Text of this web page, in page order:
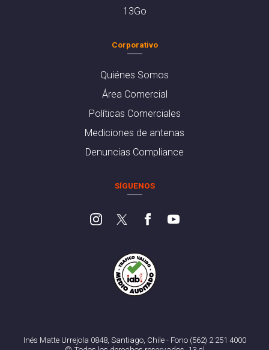
13Go
Corporativo
Quiénes Somos
Área Comercial
Políticas Comerciales
Mediciones de antenas
Denuncias Compliance
SÍGUENOS
Inés Matte Urrejola 0848, Santiago, Chile - Fono (562) 2 251 4000